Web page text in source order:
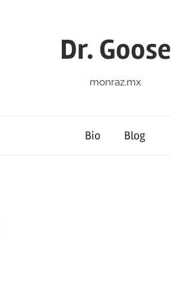
Dr. Goose
monraz.mx
Bio Blog